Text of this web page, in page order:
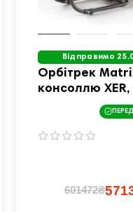
Відправимо
Орбітрек
консоллю
601472₴